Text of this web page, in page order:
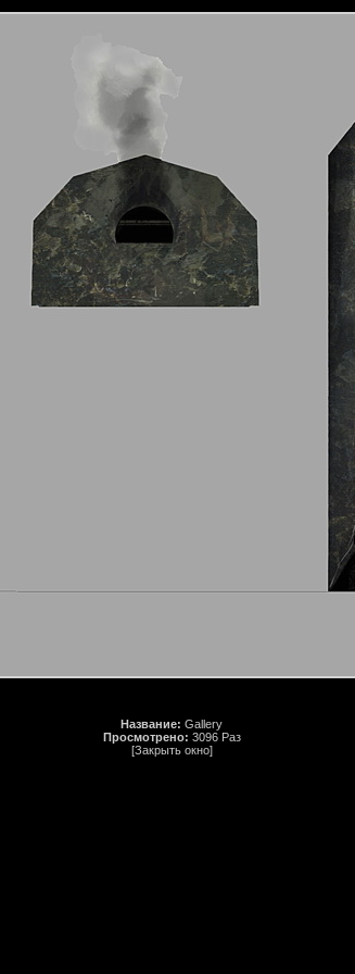
Название: Gallery
Просмотрено: 3096 Раз
[Закрыть окно]